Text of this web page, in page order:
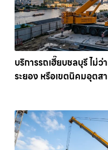
บริการรถเฮี๊ยบชลบุรี ไม่
ระยอง หรือเขตนิคมอุตส